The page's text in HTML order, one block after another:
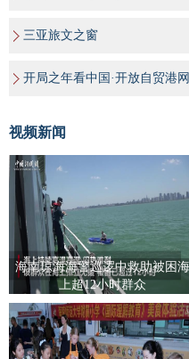
三亚旅文之窗
开局之年看中国·开放自贸港
视频新闻
海南琼海海警巡逻中救助被困海
上超12小时群众